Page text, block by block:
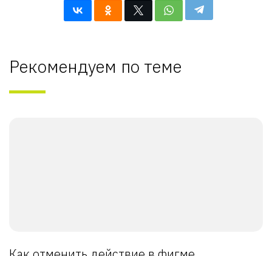
Рекомендуем по теме